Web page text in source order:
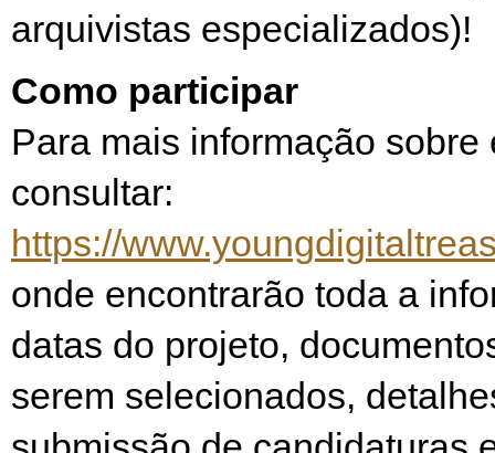
arquivistas especializados)!
Como participar
Para mais informação sobre
consultar:
https://
onde encontrarão toda a
datas do projeto,
serem selecionados,